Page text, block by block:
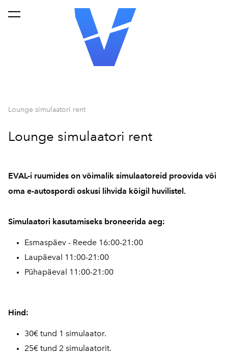
lisati ostukorvi. Vaata ostukorvi
Lounge simulaatori rent
Lounge simulaatori rent
EVAL-i ruumides on võimalik simulaatoreid proovida või
oma e-autospordi oskusi lihvida kõigil huvilistel.
Simulaatori kasutamiseks broneerida aeg:
Esmaspäev - Reede 16:00-21:00
Laupäeval 11:00-21:00
Pühapäeval 11:00-21:00
Hind:
30€ tund 1 simulaator.
25€ tund 2 simulaatorit.